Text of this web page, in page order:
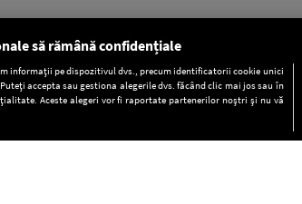
să rămână confidențiale
informații pe dispozitivul dvs., precum identificatorii cookie unici
accepta sau gestiona alegerile dvs. făcând clic mai jos sau în
Aceste alegeri vor fi raportate partenerilor noștri și nu vă